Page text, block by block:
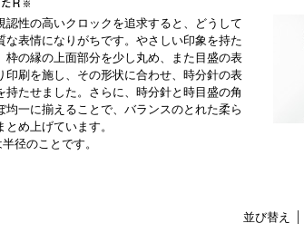
認性の高いクロックを追求すると、どうして
な表情になりがちです。やさしい印象を持た
枠の縁の上面部分を少し丸め、また目盛の表
印刷を施し、その形状に合わせ、時分針の表
持たせました。さらに、時分針と時目盛の角
均一に揃えることで、バランスのとれた柔ら
とめ上げています。
径のことです。
並び替え